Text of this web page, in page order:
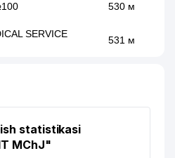
530 м
SERVICE
531 м
655 м
MChJ
statistikasi
MChJ"